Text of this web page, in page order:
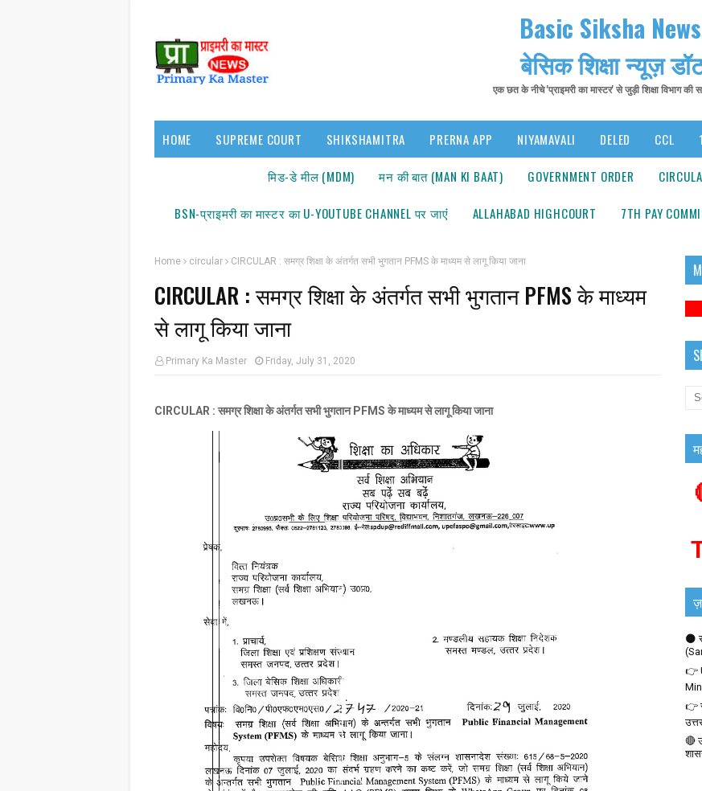
Basic Siksha
बेसिक शिक्षा न्यूज़
एक छत के नीचे 'प्राइमरी का मास्टर' से जुड़ी शिक्षा विभाग
HOME SUPREME COURT SHIKSHAMITRA PRERNA APP NIYAMAVALI DELED CCL
मिड-डे मील (MDM) मन की बात (MAN KI BAAT) GOVERNMENT ORDER
BSN-प्राइमरी का मास्टर का U-YOUTUBE CHANNEL पर जाएंं ALLAHABAD HIGHCOURT 7TH PAY
Home circular CIRCULAR : समग्र शिक्षा के अंतर्गत सभी भुगतान PFMS के माध्यम से लागू किया जाना
CIRCULAR : समग्र शिक्षा के अंतर्गत सभी भुगतान PFMS के माध्यम
से लागू किया जाना
Primary Ka Master Friday, July 31, 2020
CIRCULAR : समग्र शिक्षा के अंतर्गत सभी भुगतान PFMS के माध्यम से लागू किया जाना
🌑
👉
👉
🔴